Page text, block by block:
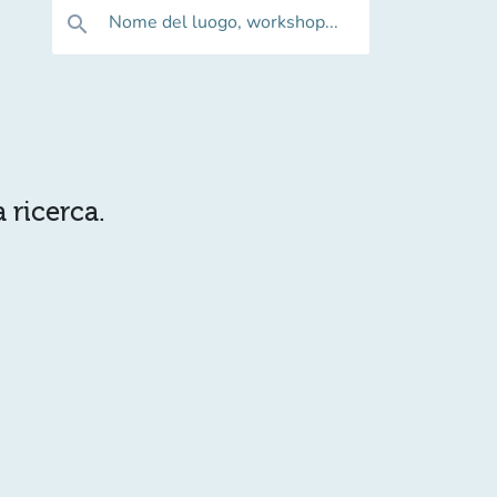
search Nome del luogo, workshop...
ricerca.